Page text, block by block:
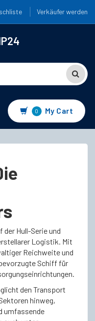
Verkäufer werden
0 My Cart
der Hull-Serie und
Logistik. Mit
Reichweite und
Schiff für
den Transport
hinweg,
umfassende